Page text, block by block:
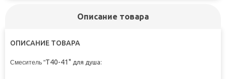
Описание товара
ОПИСАНИЕ ТОВАРА
Смеситель "T40-41" для душа: